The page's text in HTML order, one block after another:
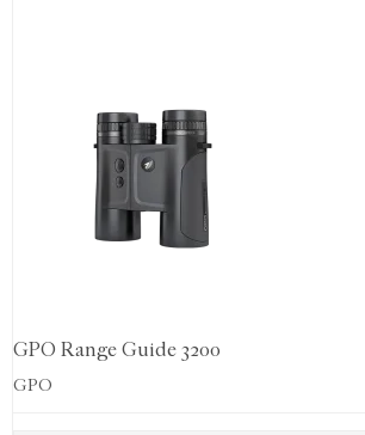
GPO Range Guide 3200
GPO